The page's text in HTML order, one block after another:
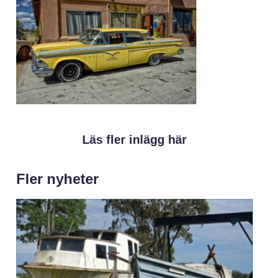
Läs fler inlägg här
Fler nyheter